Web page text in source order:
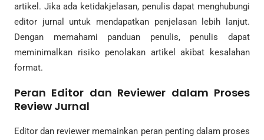
artikel. Jika ada ketidakjelasan, penulis dapat menghubungi
editor jurnal untuk mendapatkan penjelasan lebih lanjut.
Dengan memahami panduan penulis, penulis dapat
meminimalkan risiko penolakan artikel akibat kesalahan
format.
Peran Editor dan Reviewer dalam Proses
Review Jurnal
Editor dan reviewer memainkan peran penting dalam proses